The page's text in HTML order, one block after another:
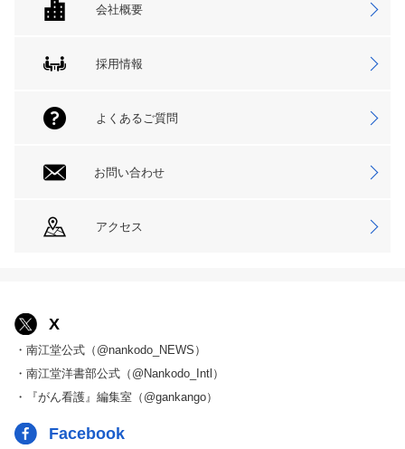
会社概要
採用情報
よくあるご質問
お問い合わせ
アクセス
X
・南江堂公式（@nankodo_NEWS）
・南江堂洋書部公式（@Nankodo_Intl）
・『がん看護』編集室（@gankango）
Facebook